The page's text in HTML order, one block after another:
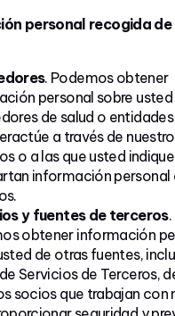
personal recogida
. Podemos obtener
personal sobre
de salud o
a través de
o a las que usted
información personal
y fuentes de terceros.
obtener información
de otras fuentes,
Servicios de Terceros,
socios que trabajan con